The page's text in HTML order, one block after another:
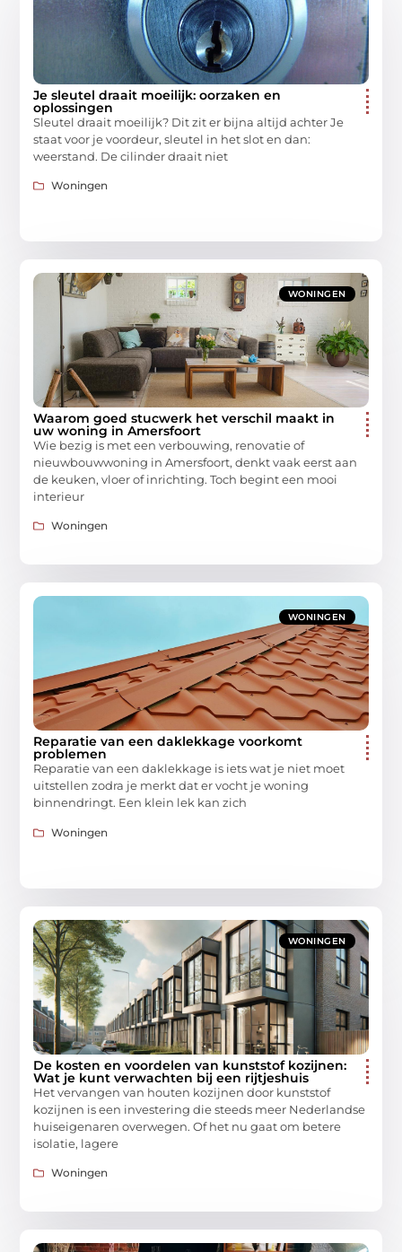
Je sleutel draait moeilijk: oorzaken en
oplossingen
Sleutel draait moeilijk? Dit zit er bijna altijd achter Je
staat voor je voordeur, sleutel in het slot en dan:
weerstand. De cilinder draait niet
Woningen
WONINGEN
Waarom goed stucwerk het verschil maakt in
uw woning in Amersfoort
Wie bezig is met een verbouwing, renovatie of
nieuwbouwwoning in Amersfoort, denkt vaak eerst aan
de keuken, vloer of inrichting. Toch begint een mooi
interieur
Woningen
WONINGEN
Reparatie van een daklekkage voorkomt
problemen
Reparatie van een daklekkage is iets wat je niet moet
uitstellen zodra je merkt dat er vocht je woning
binnendringt. Een klein lek kan zich
Woningen
WONINGEN
De kosten en voordelen van kunststof kozijnen:
Wat je kunt verwachten bij een rijtjeshuis
Het vervangen van houten kozijnen door kunststof
kozijnen is een investering die steeds meer Nederlandse
huiseigenaren overwegen. Of het nu gaat om betere
isolatie, lagere
Woningen